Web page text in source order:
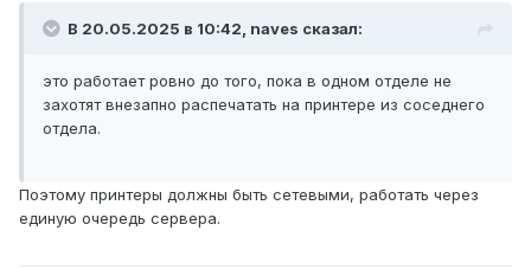
В 20.05.2025 в 10:42, naves сказал:
это работает ровно до того, пока в одном отделе не
захотят внезапно распечатать на принтере из соседнего
отдела.
Поэтому принтеры должны быть сетевыми, работать через
единую очередь сервера.